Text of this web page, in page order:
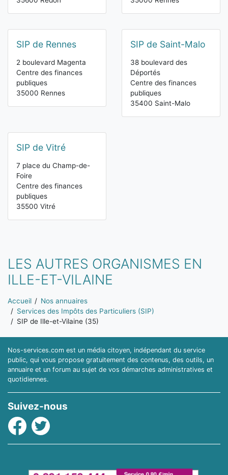
SIP de Rennes
2 boulevard Magenta
Centre des finances
publiques
35000 Rennes
SIP de Saint-Malo
38 boulevard des
Déportés
Centre des finances
publiques
35400 Saint-Malo
SIP de Vitré
7 place du Champ-de-
Foire
Centre des finances
publiques
35500 Vitré
LES AUTRES ORGANISMES EN
ILLE-ET-VILAINE
Vous êtes ici:
Accueil
Nos annuaires
Services des Impôts des Particuliers (SIP)
SIP de Ille-et-Vilaine (35)
Nos-services.com est un média citoyen, indépendant du service
public, qui vous propose gratuitement des contenus, des outils, un
annuaire et un forum au sujet de vos démarches administratives et
quotidiennes.
Suivez-nous
Facebook
Twitter